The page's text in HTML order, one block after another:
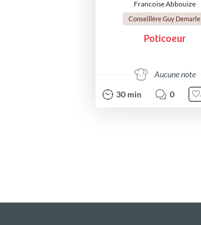
Francoise Abbouize
Conseillère Guy Demarle
Poticoeur
Aucune note
30 min 0